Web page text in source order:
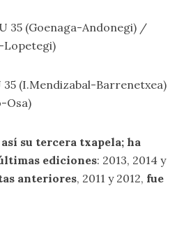
35 (Goenaga-Andonegi) /
Lopetegi)
35 (I.Mendizabal-Barrenetxea)
Osa)
su tercera txapela; ha
ediciones: 2013, 2014 y
anteriores, 2011 y 2012, fue